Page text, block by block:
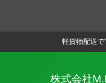
軽貨物配送で
株式会社